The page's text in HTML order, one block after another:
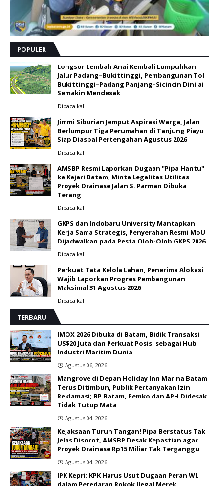
POPULER
Longsor Lembah Anai Kembali Lumpuhkan
Jalur Padang–Bukittinggi, Pembangunan Tol
Bukittinggi–Padang Panjang–Sicincin Dinilai
Semakin Mendesak
Dibaca kali
Jimmi Siburian Jemput Aspirasi Warga, Jalan
Berlumpur Tiga Perumahan di Tanjung Piayu
Siap Diaspal Pertengahan Agustus 2026 ‎
Dibaca kali
AMSBP Resmi Laporkan Dugaan "Pipa Hantu"
ke Kejari Batam, Minta Legalitas Utilitas
Proyek Drainase Jalan S. Parman Dibuka
Terang
Dibaca kali
GKPS dan Indobaru University Mantapkan
Kerja Sama Strategis, Penyerahan Resmi MoU
Dijadwalkan pada Pesta Olob-Olob GKPS 2026 ‎
Dibaca kali
Perkuat Tata Kelola Lahan, Penerima Alokasi
Wajib Laporkan Progres Pembangunan
Maksimal 31 Agustus 2026
Dibaca kali
TERBARU
IMOX 2026 Dibuka di Batam, Bidik Transaksi
US$20 Juta dan Perkuat Posisi sebagai Hub
Industri Maritim Dunia ‎
Agustus 06, 2026
Mangrove di Depan Holiday Inn Marina Batam
Terus Ditimbun, Publik Pertanyakan Izin
Reklamasi; BP Batam, Pemko dan APH Didesak
Tidak Tutup Mata
Agustus 04, 2026
Kejaksaan Turun Tangan! Pipa Berstatus Tak
Jelas Disorot, AMSBP Desak Kepastian agar
Proyek Drainase Rp15 Miliar Tak Terganggu
Agustus 04, 2026
IPK Kepri: KPK Harus Usut Dugaan Peran WL